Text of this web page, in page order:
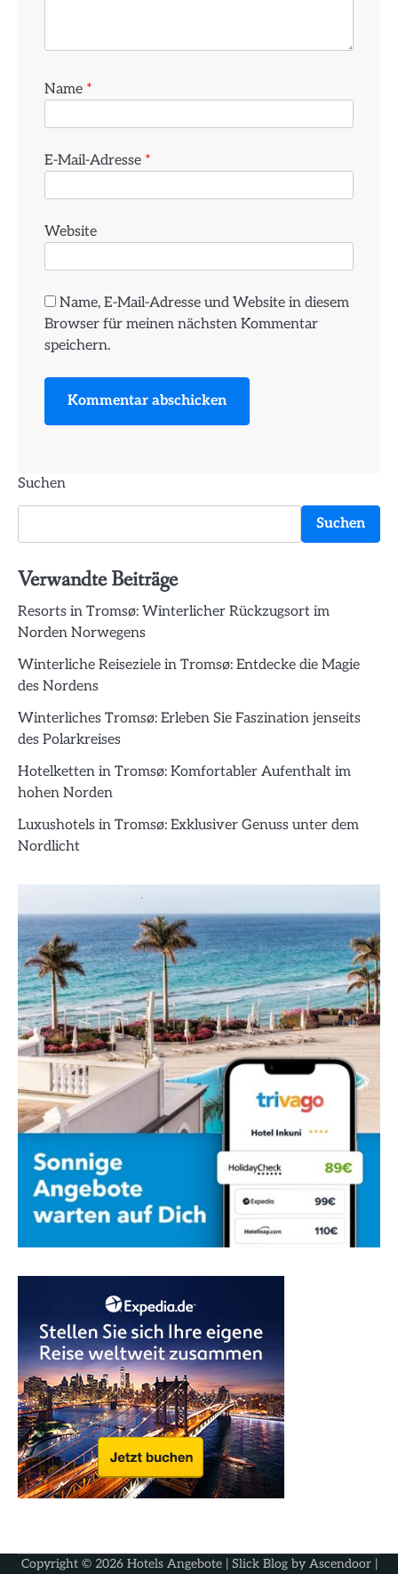
Name *
E-Mail-Adresse *
Website
Name, E-Mail-Adresse und Website in diesem
Browser für meinen nächsten Kommentar
speichern.
Suchen
Suchen
Verwandte Beiträge
Resorts in Tromsø: Winterlicher Rückzugsort im
Norden Norwegens
Winterliche Reiseziele in Tromsø: Entdecke die Magie
des Nordens
Winterliches Tromsø: Erleben Sie Faszination jenseits
des Polarkreises
Hotelketten in Tromsø: Komfortabler Aufenthalt im
hohen Norden
Luxushotels in Tromsø: Exklusiver Genuss unter dem
Nordlicht
Copyright © 2026 Hotels Angebote| Slick Blog by Ascendoor|